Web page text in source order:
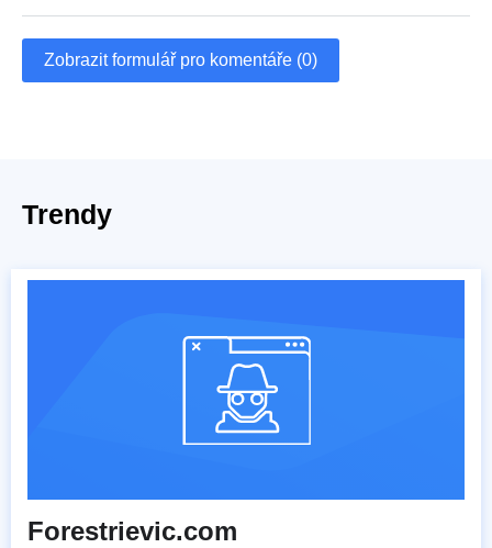
Zobrazit formulář pro komentáře (0)
Trendy
Forestrievic.com